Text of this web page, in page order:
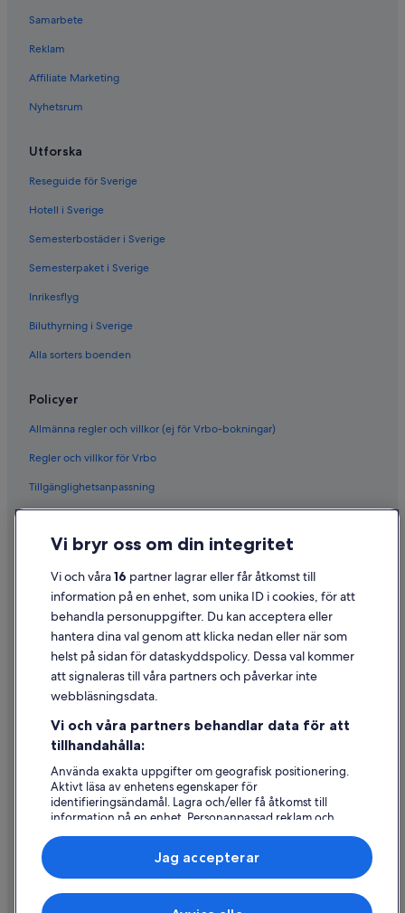
Samarbete
Reklam
Affiliate Marketing
Nyhetsrum
Utforska
Reseguide för Sverige
Hotell i Sverige
Semesterbostäder i Sverige
Semesterpaket i Sverige
Inrikesflyg
Biluthyrning i Sverige
Alla sorters boenden
Policyer
Allmänna regler och villkor (ej för Vrbo-bokningar)
Regler och villkor för Vrbo
Tillgänglighetsanpassning
Cookies
Användarvillkor
Juridisk information/Kontakta oss
Riktlinjer för innehåll och anmäla innehåll
Hjälp
Avboka eller ändra din bokning
Återbetalningsprocess och tidslinjer
Boka ett flyg med flygbolagskredit
Internationella resedokument
Vi bryr oss om din integritet
Vi och våra16 partner lagrar eller får åtkomst till
information på en enhet, som unika ID i cookies, för att
behandla personuppgifter. Du kan acceptera eller
hantera dina val genom att klicka nedan eller när som
helst på sidan för dataskyddspolicy. Dessa val kommer
att signaleras till våra partners och påverkar inte
webbläsningsdata.
Vi och våra partners behandlar data för att
tillhandahålla:
Använda exakta uppgifter om geografisk positionering.
Aktivt läsa av enhetens egenskaper för
identifieringsändamål. Lagra och/eller få åtkomst till
information på en enhet. Personanpassad reklam och
innehåll, reklam- och innehållsmätning, forskning
Lista över partner (leverantörer)
Jag accepterar